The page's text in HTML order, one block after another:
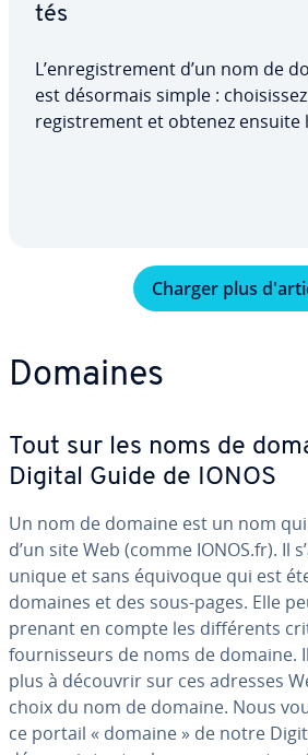
tés
L’en­re­gis­tre­ment d’un nom de
est désormais simple :
re­gis­tre­ment et obtenez ensuite
Charger plus
Domaines
Tout sur les noms de
Digital Guide de IONOS
Un nom de domaine est un nom
d’un site Web (comme IONOS.fr). Il
unique et sans équivoque qui est
domaines et des sous-pages. Elle
prenant en compte les dif­fé­rents
four­nis­seurs de noms de domaine.
plus à découvrir sur ces adresses
choix du nom de domaine. Nous
ce portail « domaine » de notre